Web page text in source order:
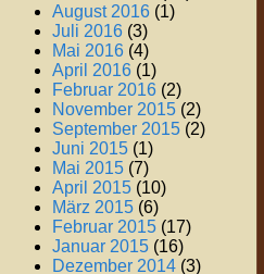
August 2016 (1)
Juli 2016 (3)
Mai 2016 (4)
April 2016 (1)
Februar 2016 (2)
November 2015 (2)
September 2015 (2)
Juni 2015 (1)
Mai 2015 (7)
April 2015 (10)
März 2015 (6)
Februar 2015 (17)
Januar 2015 (16)
Dezember 2014 (3)